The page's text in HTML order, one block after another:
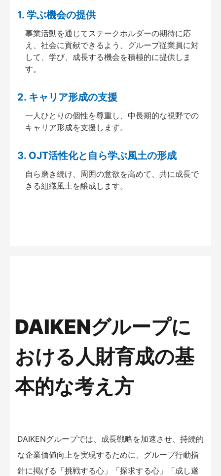
1. 学ぶ機会の提供
事業活動を通じてステークホルダーの期待に応
え、社会に貢献できるよう、グループ従業員に対
して、学び、成長する機会を積極的に提供しま
す。
2. キャリア形成の支援
一人ひとりの個性を尊重し、中長期的な視野での
キャリア形成を支援します。
3. OJT活性化と自ら学ぶ風土の形成
自ら磨き続け、周囲の意欲を高めて、共に成長で
きる組織風土を醸成します。
DAIKENグループに
おける人財育成の基
本的な考え方
DAIKENグループでは、成長戦略を加速させ、持続的
な企業価値向上を実現するために、グループ行動指
針に掲げる「挑戦する心」「探求する心」「成し遂